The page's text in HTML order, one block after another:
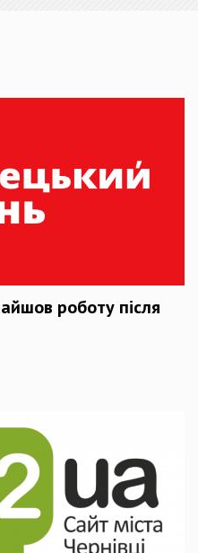
роботу після